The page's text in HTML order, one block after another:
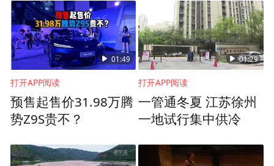
01:49
打开APP阅读
预售起售价31.98万腾
势Z9S贵不？
01:29
打开APP阅读
一管通冬夏 江苏徐州
一地试行集中供冷